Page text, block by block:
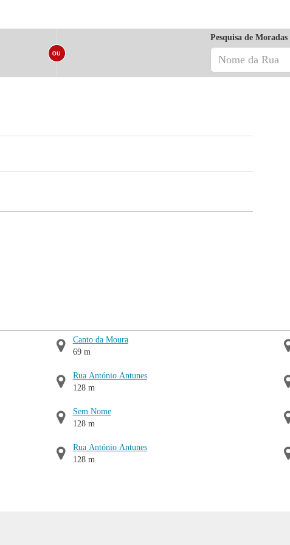
Pesquisa de Moradas
Canto da Moura
69 m
Rua António Antunes
128 m
Sem Nome
128 m
Rua António Antunes
128 m